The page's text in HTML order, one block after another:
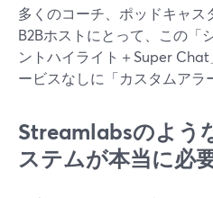
多くのコーチ、ポッドキャス
B2Bホストにとって、この「
ントハイライト＋Super
ービスなしに「カスタムアラ
Streamlabsのよう
ステムが本当に必